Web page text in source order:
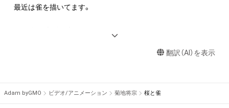
を保有していたとしても、本アイテムに関する創作物にかかる
の管理委託を受けている者からの事前の同意なしに、上記の「本
アイテムの保有者が有する権利」の範囲を超えた行為、知的財産
・本アイテムに関する創作物の利用については、公序良俗や法令
最近は雀を描いてます。
2000年　グループ展「畝展」初出品
翻訳（AI）を表示
Adam byGMO ビデオ/アニメーション 菊地将宗 桜と雀